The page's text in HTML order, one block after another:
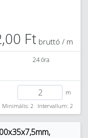
Ft bruttó / m
24 óra
m
Minimális: 2
Intervallum: 2